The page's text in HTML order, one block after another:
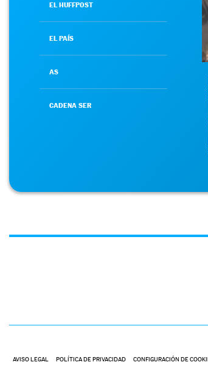
EL HUFFPOST
EL PAÍS
AS
CADENA SER
AVISO LEGAL POLÍTICA DE PRIVACIDAD CONFIGURACIÓN DE